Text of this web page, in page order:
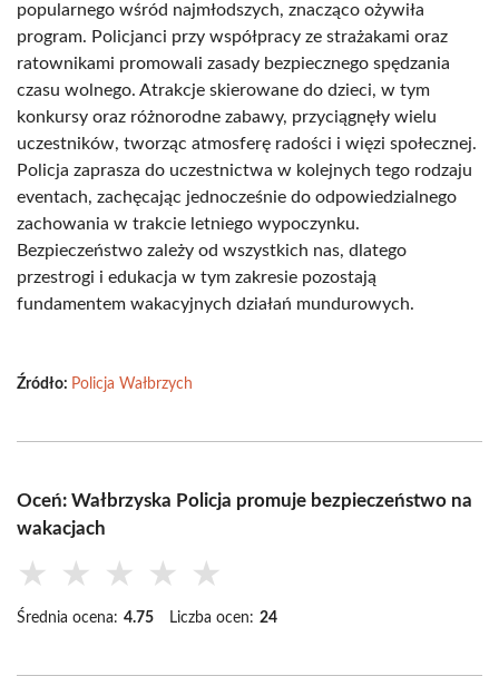
popularnego wśród najmłodszych, znacząco ożywiła
program. Policjanci przy współpracy ze strażakami oraz
ratownikami promowali zasady bezpiecznego spędzania
czasu wolnego. Atrakcje skierowane do dzieci, w tym
konkursy oraz różnorodne zabawy, przyciągnęły wielu
uczestników, tworząc atmosferę radości i więzi społecznej.
Policja zaprasza do uczestnictwa w kolejnych tego rodzaju
eventach, zachęcając jednocześnie do odpowiedzialnego
zachowania w trakcie letniego wypoczynku.
Bezpieczeństwo zależy od wszystkich nas, dlatego
przestrogi i edukacja w tym zakresie pozostają
fundamentem wakacyjnych działań mundurowych.
Źródło: Policja Wałbrzych
Oceń: Wałbrzyska Policja promuje bezpieczeństwo na
wakacjach
★ ★ ★ ★ ★
Średnia ocena: 4.75 Liczba ocen: 24